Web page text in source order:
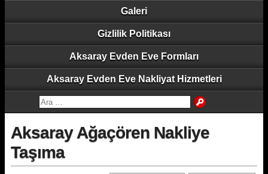
Galeri
Gizlilik Politikası
Aksaray Evden Eve Formları
Aksaray Evden Eve Nakliyat Hizmetleri
Aksaray Ağaçören Nakliye
Taşıma